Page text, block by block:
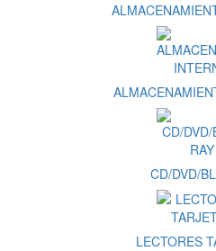
CD/DVD/
LECTORES